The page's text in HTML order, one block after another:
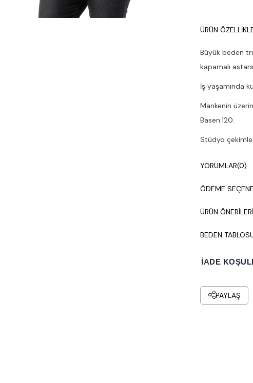
ÜRÜN
Büyük beden
kapamalı
İş yaşamında
Mankenin
Basen:120.
Stüdyo
YORUMLAR(0)
ÖDEME
ÜRÜN ÖNERILERI
BEDEN
İADE
PAYLAŞ